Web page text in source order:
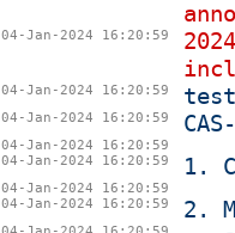
04-Jan-2024 16:20:59
04-Jan-2024 16:20:59
04-Jan-2024 16:20:59
04-Jan-2024 16:20:59
04-Jan-2024 16:20:59
1.
04-Jan-2024 16:20:59
04-Jan-2024 16:20:59
2.